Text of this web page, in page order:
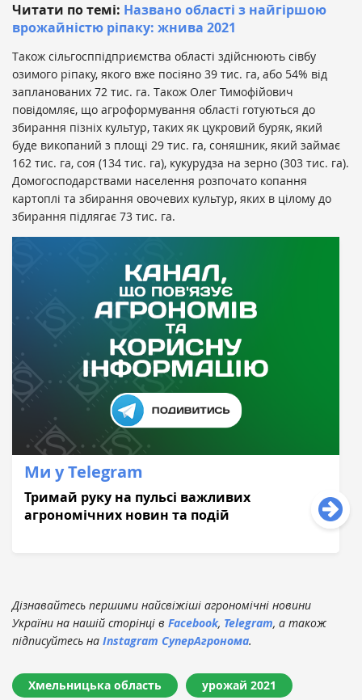
Читати по темі: Названо області з найгіршою
врожайністю ріпаку: жнива 2021
Також сільгосппідприємства області здійснюють сівбу
озимого ріпаку, якого вже посіяно 39 тис. га, або 54% від
запланованих 72 тис. га. Також Олег Тимофійович
повідомляє, що агроформування області готуються до
збирання пізніх культур, таких як цукровий буряк, який
буде викопаний з площі 29 тис. га, соняшник, який займає
162 тис. га, соя (134 тис. га), кукурудза на зерно (303 тис. га).
Домогосподарствами населення розпочато копання
картоплі та збирання овочевих культур, яких в цілому до
збирання підлягає 73 тис. га.
Ми у Telegram
Тримай руку на пульсі важливих
агрономічних новин та подій
Дізнавайтесь першими найсвіжіші агрономічні новини
України на нашій сторінці в Facebook, Telegram, а також
підписуйтесь на Instagram СуперАгронома.
Хмельницька область урожай 2021